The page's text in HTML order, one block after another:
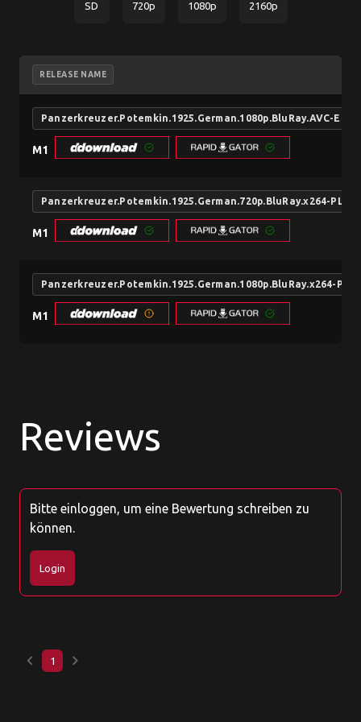
SD 720p 1080p 2160p
RELEASE NAME
Panzerkreuzer.Potemkin.1925.German.1080p.BluRay.AVC-
M1
Panzerkreuzer.Potemkin.1925.German.720p.BluRay.x264-PL3X
M1
Panzerkreuzer.Potemkin.1925.German.1080p.BluRay.x264-PL3X
M1
Reviews
Bitte einloggen, um eine Bewertung schreiben zu
können.
Login
keyboard_arrow_left 1 keyboard_arrow_right